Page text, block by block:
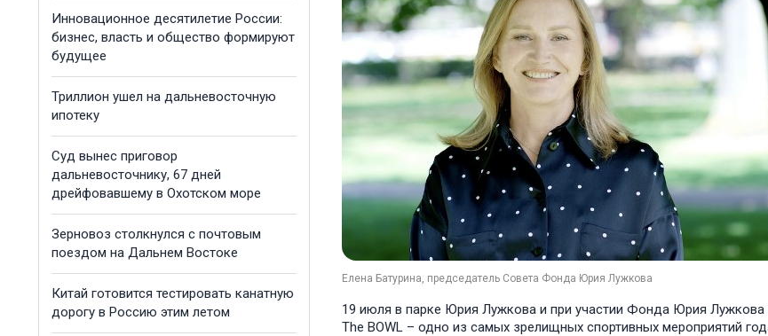
Инновационное десятилетие России:
бизнес, власть и общество формируют
будущее
Триллион ушел на дальневосточную
ипотеку
Суд вынес приговор
дальневосточнику, 67 дней
дрейфовавшему в Охотском море
Зерновоз столкнулся с почтовым
поездом на Дальнем Востоке
Китай готовится тестировать канатную
дорогу в Россию этим летом
Елена Батурина, председатель Совета Фонда Юрия Лужкова
19 июля в парке Юрия Лужкова и при участии Фонда Юрия
The BOWL – одно из самых зрелищных спортивных мероприятий